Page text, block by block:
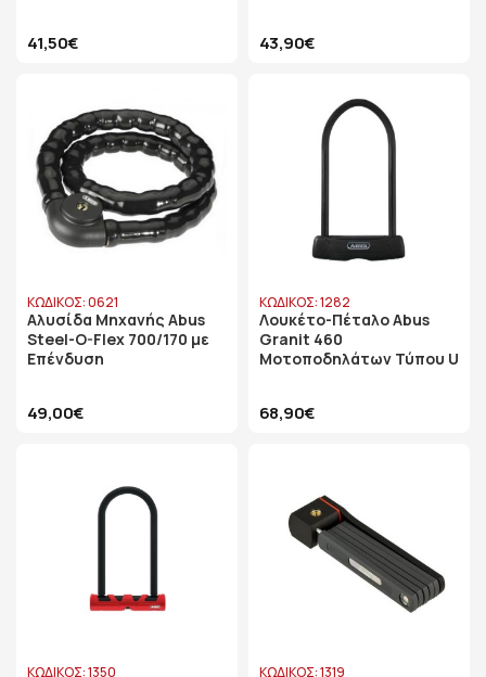
41,50€ 43,90€
ΚΩΔΙΚΟΣ: 0621
Αλυσίδα Μηχανής Abus
Steel-O-Flex 700/170 με
Επένδυση
49,00€
ΚΩΔΙΚΟΣ: 1282
Λουκέτο-Πέταλο Abus
Granit 460
Μοτοποδηλάτων Τύπου U
68,90€
ΚΩΔΙΚΟΣ: 1350 ΚΩΔΙΚΟΣ: 1319